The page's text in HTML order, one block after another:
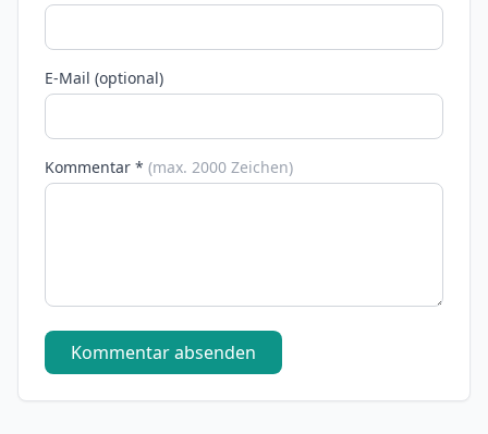
E-Mail (optional)
Kommentar * (max. 2000 Zeichen)
Kommentar absenden